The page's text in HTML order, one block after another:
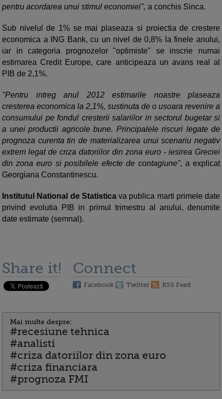
pentru acordarea unui stimul economiei", a conchis Sinca.
Sub nivelul de 1% se mai plaseaza si proiectia de crestere
economica a ING Bank, cu un nivel de 0,8% la finele anului,
iar in categoria prognozelor "optimiste" se inscrie numai
estimarea Credit Europe, care anticipeaza un avans real al
PIB de 2,1%.
"Pentru intreg anul 2012 estimarile noastre plaseaza
cresterea economica la 2,1%, sustinuta de o usoara revenire a
consumului pe fondul cresterii salariilor in sectorul bugetar si
a unei productii agricole bune. Principalele riscuri legate de
prognoza curenta tin de materializarea unui scenariu negativ
extrem legat de criza datoriilor din zona euro - iesirea Greciei
din zona euro si posibilele efecte de contagiune", a explicat
Georgiana Constantinescu.
Institutul National de Statistica va publica marti primele date
privind evolutia PIB in primul trimestru al anului, denumite
date estimate (semnal).
Share it! Connect
Facebook Twitter RSS Feed
Mai multe despre:
#recesiune tehnica
#analisti
#criza datoriilor din zona euro
#criza financiara
#prognoza FMI